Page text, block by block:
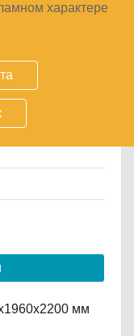
характере
ЦВЕТОВ
мм